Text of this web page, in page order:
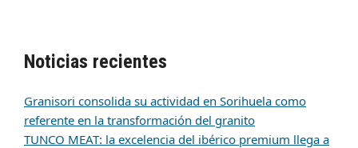
Noticias recientes
Granisori consolida su actividad en Sorihuela como
referente en la transformación del granito
TUNCO MEAT: la excelencia del ibérico premium llega a